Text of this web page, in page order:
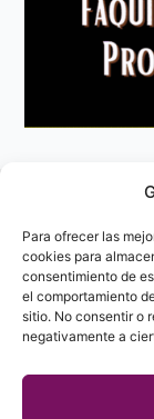
Para ofrecer las
cookies para
consentimiento de
el comportamiento
sitio. No consentir o
negativamente a